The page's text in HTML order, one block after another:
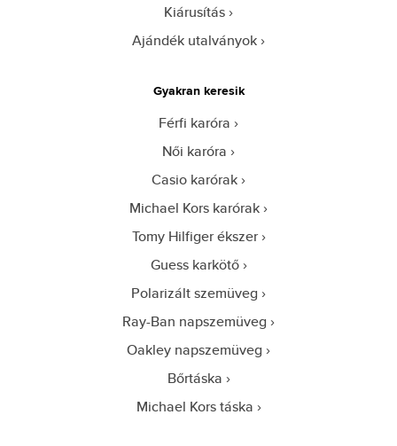
Kiárusítás
Ajándék utalványok
Gyakran keresik
Férfi karóra
Női karóra
Casio karórak
Michael Kors karórak
Tomy Hilfiger ékszer
Guess karkötő
Polarizált szemüveg
Ray-Ban napszemüveg
Oakley napszemüveg
Bőrtáska
Michael Kors táska